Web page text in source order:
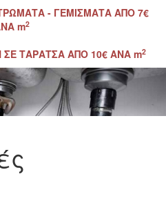
- ΓΕΜΙΣΜΑΤΑ ΑΠΟ 7€
m2
ΤΑΡΑΤΣΑ ΑΠΟ 10€ ΑΝΑ m2